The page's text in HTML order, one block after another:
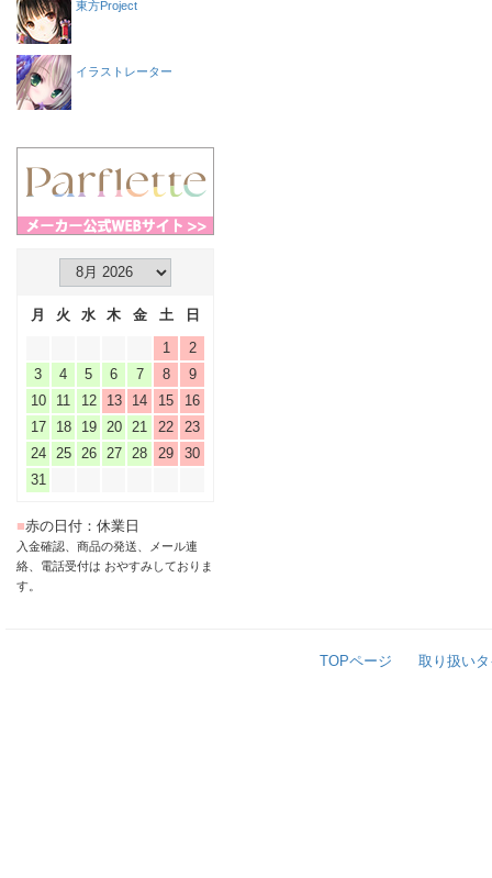
東方Project
イラストレーター
月 火 水 木 金 土
日
1
2
3
4 5 6 7 8
9
10
11 12 13 14 15
16
17
18 19 20 21 22
23
24
25 26 27 28 29
30
31
■赤の日付：休業日
入金確認、商品の発送、メール連
絡、電話受付は おやすみしておりま
す。
TOPページ 取り扱い